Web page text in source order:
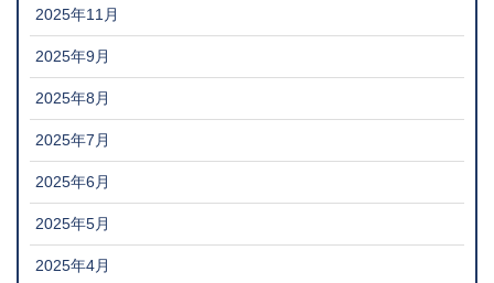
2025年11月
2025年9月
2025年8月
2025年7月
2025年6月
2025年5月
2025年4月